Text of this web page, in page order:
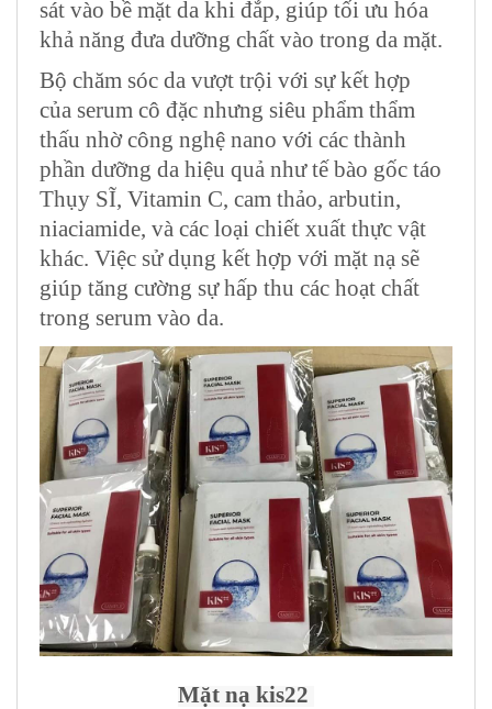
sát vào bề mặt da khi đắp, giúp tối ưu hóa
khả năng đưa dưỡng chất vào trong da mặt.
Bộ chăm sóc da vượt trội với sự kết hợp
của serum cô đặc nhưng siêu phẩm thẩm
thấu nhờ công nghệ nano với các thành
phần dưỡng da hiệu quả như tế bào gốc táo
Thụy SĨ, Vitamin C, cam thảo, arbutin,
niaciamide, và các loại chiết xuất thực vật
khác. Việc sử dụng kết hợp với mặt nạ sẽ
giúp tăng cường sự hấp thu các hoạt chất
trong serum vào da.
Mặt nạ kis22